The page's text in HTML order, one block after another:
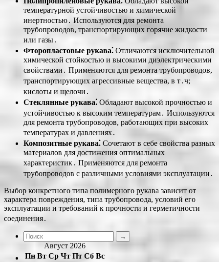
температурной устойчивостью и химической
инертностью․ Используются для ремонта
трубопроводов, транспортирующих горячие жидкости
или газы․
Фторопластовые рукава⁚ Отличаются исключительной
химической стойкостью и высокими диэлектрическими
свойствами․ Применяются для ремонта трубопроводов,
транспортирующих агрессивные вещества, в т․ч;
кислоты и щелочи․
Стеклянные рукава⁚ Обладают высокой прочностью и
устойчивостью к высоким температурам․ Используются
для ремонта трубопроводов, работающих при высоких
температурах и давлениях․
Композитные рукава⁚ Сочетают в себе свойства разных
материалов для достижения оптимальных
характеристик․ Применяются для ремонта
трубопроводов с различными условиями эксплуатации․
Выбор конкретного типа полимерного рукава зависит от
характера повреждения, типа трубопровода, условий его
эксплуатации и требований к прочности и герметичности
соединения․
Август 2026
Пн Вт Ср Чт Пт Сб Вс